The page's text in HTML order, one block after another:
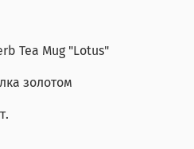
Tea Mug "Lotus"
золотом